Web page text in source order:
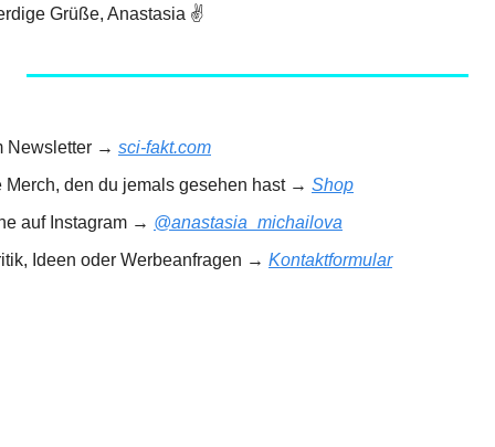
Grüße, Anastasia ✌️
Newsletter → sci-fakt.com
den du jemals gesehen hast → Shop
auf Instagram → @anastasia_michailova
Ideen oder Werbeanfragen → Kontaktformular